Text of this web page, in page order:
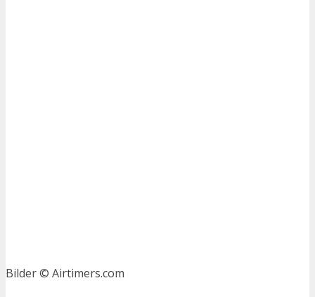
Bilder © Airtimers.com